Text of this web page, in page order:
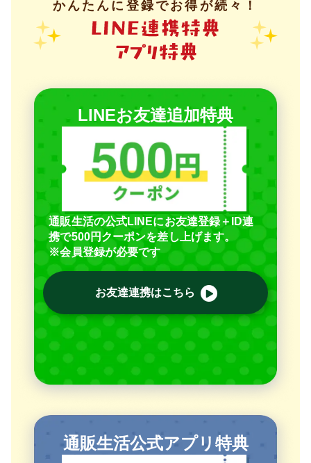
かんたんに登録でお得が続々！
LINEお友達追加特典
通販生活の公式LINEにお友達登録＋ID連
携で500円クーポンを差し上げます。
※会員登録が必要です
お友達連携はこちら
通販生活公式アプリ特典